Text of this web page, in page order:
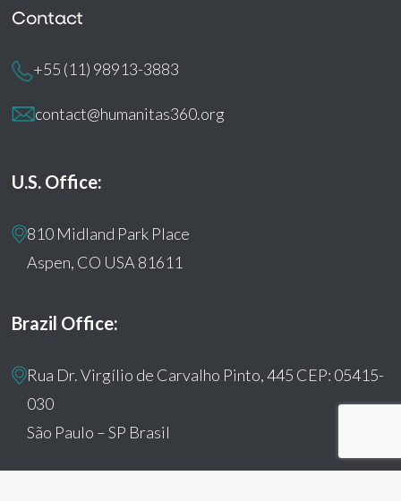
Contact
+55 (11) 98913-3883
contact@humanitas360.org
U.S. Office:
810 Midland Park Place
Aspen, CO USA 81611
Brazil Office:
Rua Dr. Virgílio de Carvalho Pinto, 445 CEP: 05415-
030
São Paulo – SP Brasil